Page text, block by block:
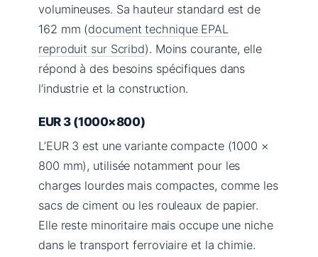
volumineuses. Sa hauteur standard est de
162 mm (document technique EPAL
reproduit sur Scribd). Moins courante, elle
répond à des besoins spécifiques dans
l’industrie et la construction.
EUR 3 (1000×800)
L’EUR 3 est une variante compacte (1000 ×
800 mm), utilisée notamment pour les
charges lourdes mais compactes, comme les
sacs de ciment ou les rouleaux de papier.
Elle reste minoritaire mais occupe une niche
dans le transport ferroviaire et la chimie.